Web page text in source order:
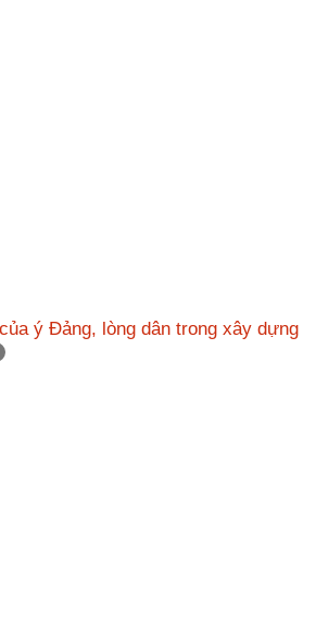
ý Đảng, lòng dân trong xây dựng